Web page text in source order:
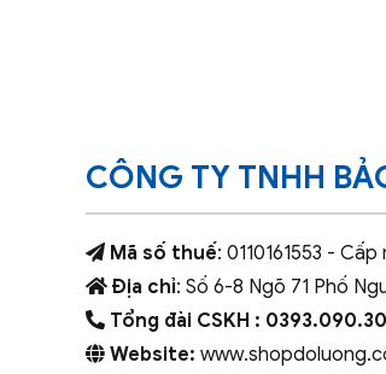
CÔNG TY TNHH
Mã số thuế: 0110161553 -
Địa chỉ: Số 6-8 Ngõ 71 Phố
Tổng đài CSKH :
Website: